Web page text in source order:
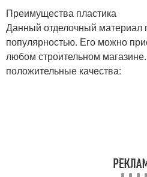
Преимущества пластика
Данный отделочный материал
популярностью. Его можно
любом строительном
положительные качества: